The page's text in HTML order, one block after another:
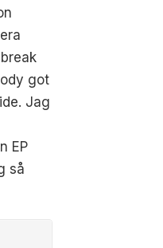
got
Jag
EP
så